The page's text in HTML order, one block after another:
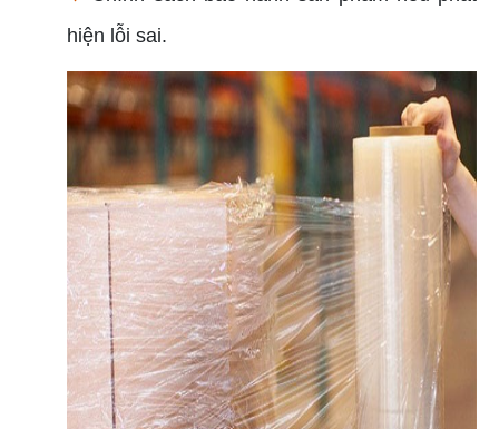
hiện lỗi sai.